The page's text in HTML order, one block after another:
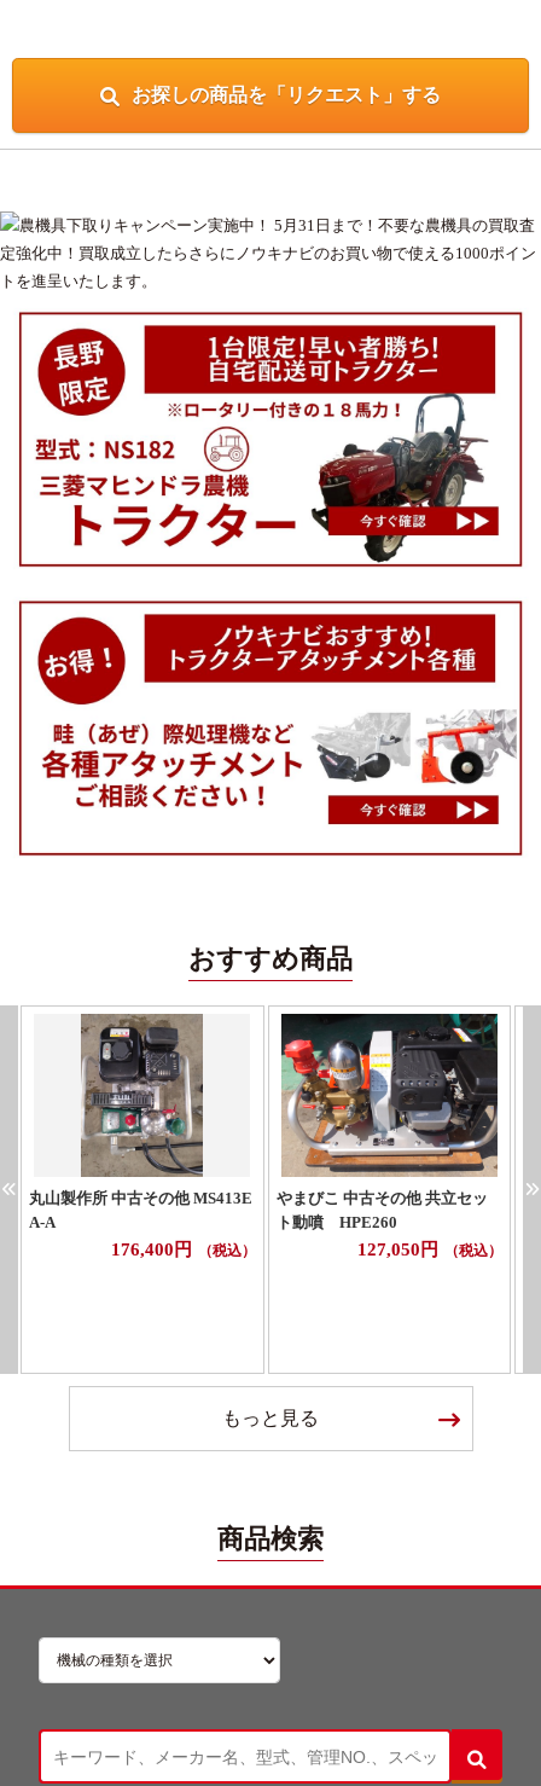
お探しの商品を「リクエスト」する
おすすめ商品
丸山製作所 中古その他 MS413E
A-A
176,400円 （税込）
やまびこ 中古その他 共立セッ
ト動噴 HPE260
127,050円 （税込）
もっと見る
商品検索